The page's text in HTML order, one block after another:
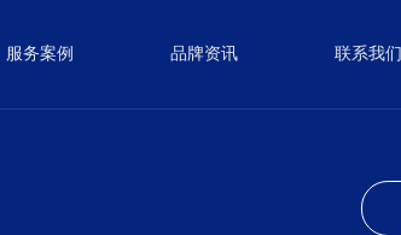
服务案例 品牌资讯 联系我们